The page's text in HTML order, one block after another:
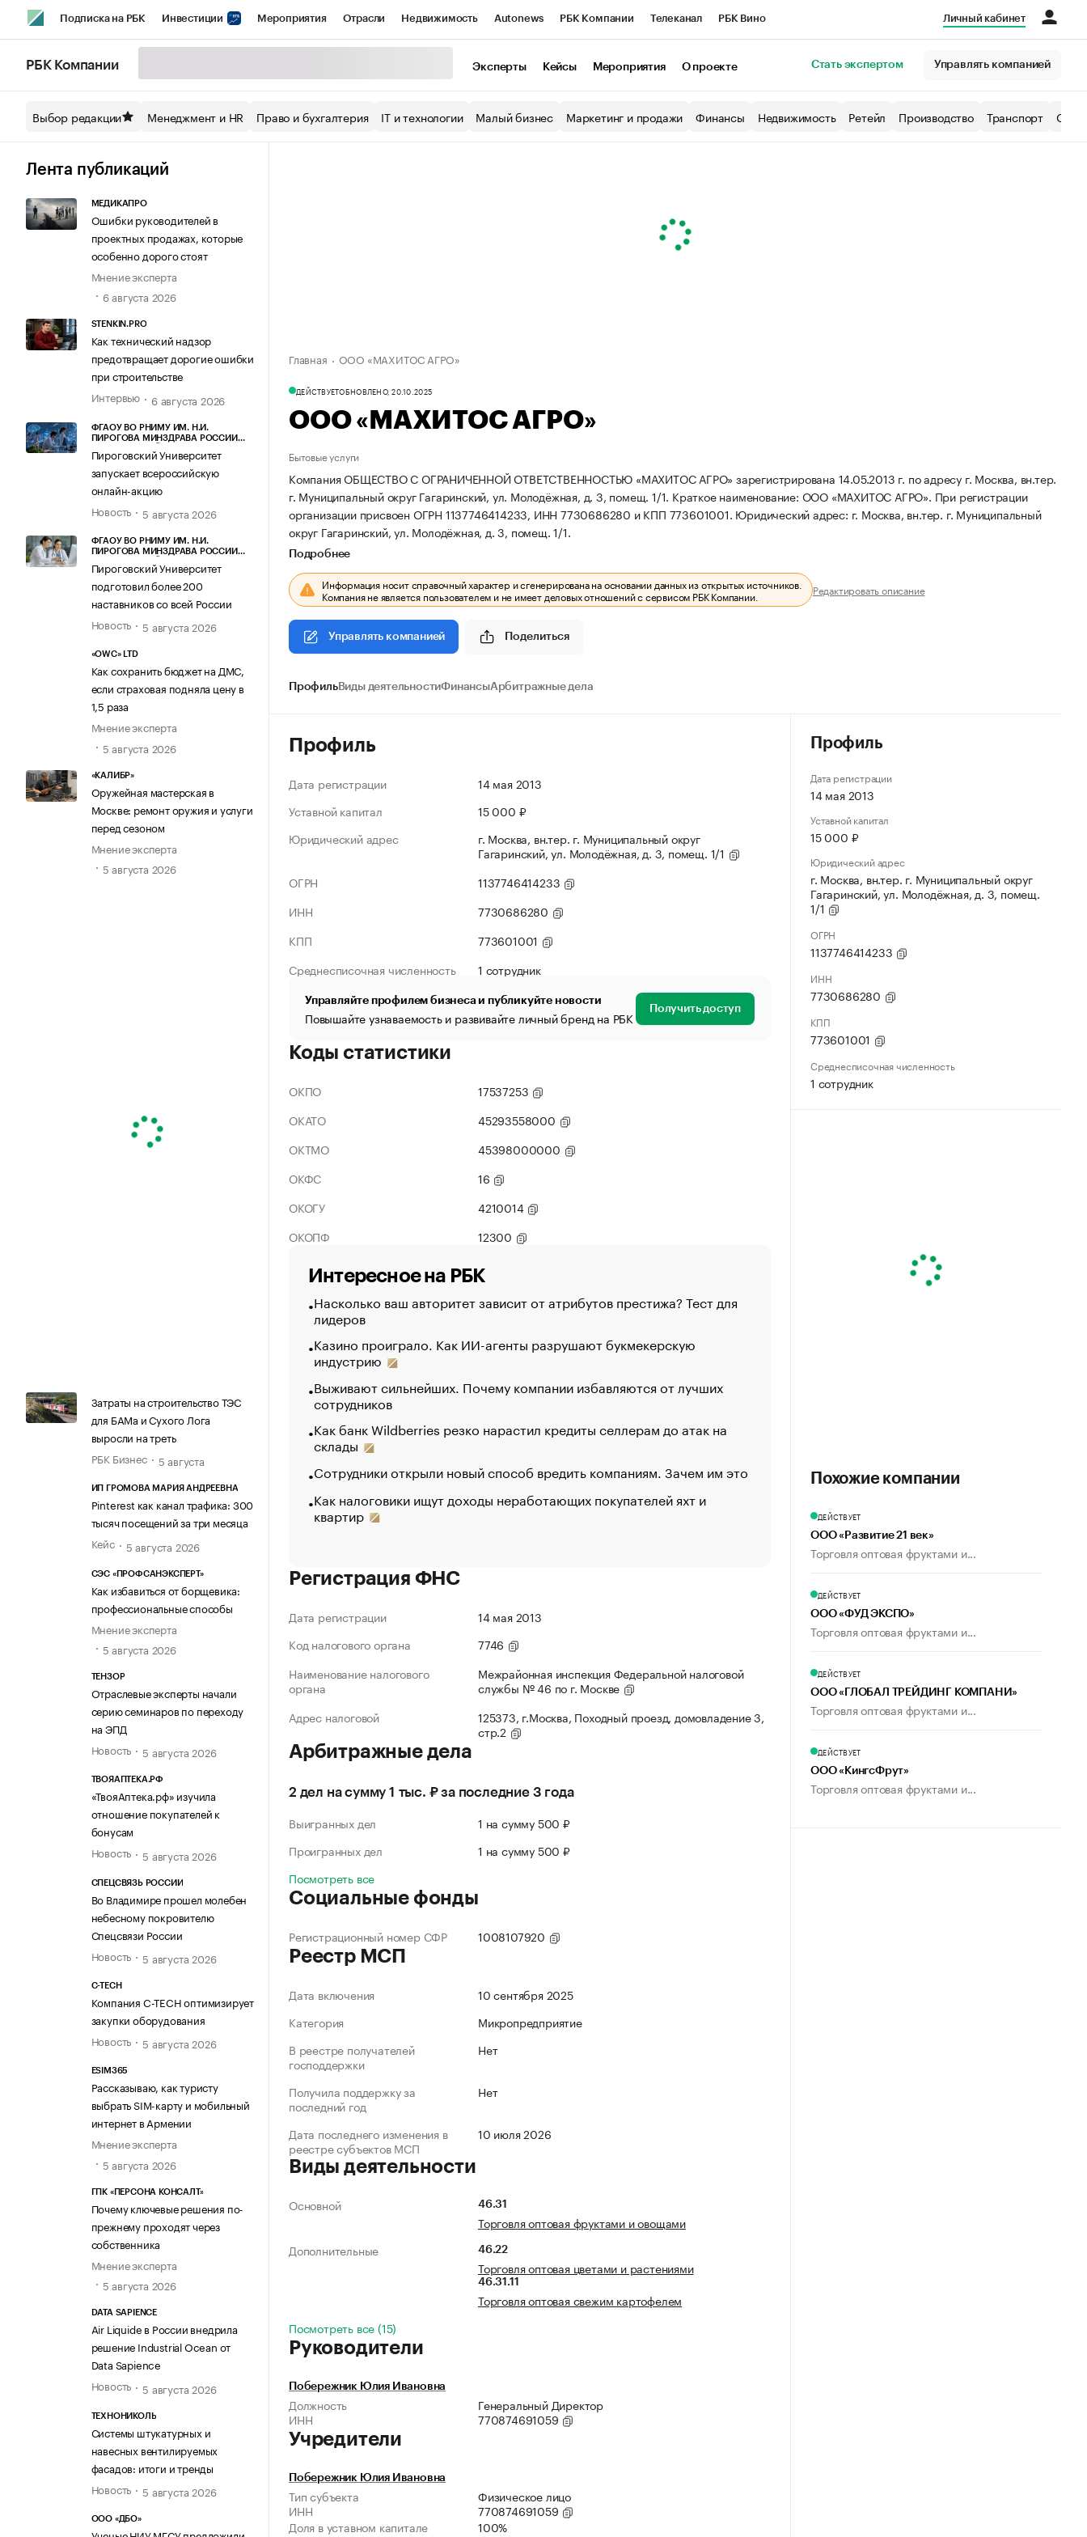
Подписка на РБК Инвестиции Мероприятия Отрасли Недвижимость Autonews РБК Компании Телеканал РБК Вино
Спецпроекты СПб Конференции СПб Спецпроекты Экономика Бизнес
Технологии и медиа
Личный кабинет
РБК Компании Эксперты Кейсы Мероприятия О проекте Стать экспертом Управлять компанией
Выбор редакции Менеджмент и HR Право и бухгалтерия IT и технологии Малый бизнес Маркетинг и продажи Финансы Недвижимость Ретейл Производство Транспорт
Лента публикаций
МЕДИКАПРО
Ошибки руководителей в
проектных продажах, которые
особенно дорого стоят
Мнение эксперта
6 августа 2026
STENKIN.PRO
Как технический надзор
предотвращает дорогие ошибки
при строительстве
Интервью
6 августа 2026
ФГАОУ ВО РНИМУ ИМ. Н.И.
ПИРОГОВА МИНЗДРАВА РОССИИ
Пироговский Университет
запускает всероссийскую
онлайн-акцию
Новость
5 августа 2026
ФГАОУ ВО РНИМУ ИМ. Н.И.
ПИРОГОВА МИНЗДРАВА РОССИИ
Пироговский Университет
подготовил более 200
наставников со всей России
Новость
5 августа 2026
«OWC» LTD
Как сохранить бюджет на ДМС,
если страховая подняла цену в
1,5 раза
Мнение эксперта
5 августа 2026
«КАЛИБР»
Оружейная мастерская в
Москве: ремонт оружия и услуги
перед сезоном
Мнение эксперта
5 августа 2026
Затраты на строительство ТЭС
для БАМа и Сухого Лога
выросли на треть
РБК Бизнес
5 августа
ИП ГРОМОВА МАРИЯ АНДРЕЕВНА
Pinterest как канал трафика: 300
тысяч посещений за три месяца
Кейс
5 августа 2026
СЭС «ПРОФСАНЭКСПЕРТ»
Как избавиться от борщевика:
профессиональные способы
Мнение эксперта
5 августа 2026
ТЕНЗОР
Отраслевые эксперты начали
серию семинаров по переходу
на ЭПД
Новость
5 августа 2026
ТВОЯАПТЕКА.РФ
«ТвояАптека.рф» изучила
отношение покупателей к
бонусам
Новость
5 августа 2026
СПЕЦСВЯЗЬ РОССИИ
Во Владимире прошел молебен
небесному покровителю
Спецсвязи России
Новость
5 августа 2026
C-TECH
Компания C-TECH оптимизирует
закупки оборудования
Новость
5 августа 2026
ESIM365
Рассказываю, как туристу
выбрать SIM-карту и мобильный
интернет в Армении
Мнение эксперта
5 августа 2026
ГПК «ПЕРСОНА КОНСАЛТ»
Почему ключевые решения по-
прежнему проходят через
собственника
Мнение эксперта
5 августа 2026
DATA SAPIENCE
Air Liquide в России внедрила
решение Industrial Ocean от
Data Sapience
Новость
5 августа 2026
ТЕХНОНИКОЛЬ
Системы штукатурных и
навесных вентилируемых
фасадов: итоги и тренды
Новость
5 августа 2026
ООО «ДБО»
Главная ООО «МАХИТОС АГРО»
ДЕЙСТВУЕТОБНОВЛЕНО, 20.10.2025
ООО «МАХИТОС АГРО»
Бытовые услуги
Компания ОБЩЕСТВО С ОГРАНИЧЕННОЙ ОТВЕТСТВЕННОСТЬЮ «МАХИТОС АГРО» зарегистрирована 14.05.2013 г. по адресу г. Москва, вн.тер.
г. Муниципальный округ Гагаринский, ул. Молодёжная, д. 3, помещ. 1/1. Краткое наименование: ООО «МАХИТОС АГРО». При регистрации
организации присвоен ОГРН 1137746414233, ИНН 7730686280 и КПП 773601001. Юридический адрес: г. Москва, вн.тер. г. Муниципальный
округ Гагаринский, ул. Молодёжная, д. 3, помещ. 1/1.
Подробнее
Информация носит справочный характер и сгенерирована на основании данных из открытых источников.
Компания не является пользователем и не имеет деловых отношений с сервисом РБК Компании. Редактировать описание
Управлять компанией Поделиться
ПрофильВиды деятельностиФинансыАрбитражные дела
Профиль
Дата регистрации
14 мая 2013
Уставной капитал
15 000 ₽
Юридический адрес
г. Москва, вн.тер. г. Муниципальный округ
Гагаринский, ул. Молодёжная, д. 3, помещ. 1/1
ОГРН
1137746414233
ИНН
7730686280
КПП
773601001
Среднесписочная численность
1 сотрудник
Управляйте профилем бизнеса и публикуйте новости
Повышайте узнаваемость и развивайте личный бренд на РБК Получить доступ
Коды статистики
ОКПО
17537253
ОКАТО
45293558000
ОКТМО
45398000000
ОКФС
16
ОКОГУ
4210014
ОКОПФ
12300
Интересное на РБК
Насколько ваш авторитет зависит от атрибутов престижа? Тест для
лидеров
Казино проиграло. Как ИИ-агенты разрушают букмекерскую
индустрию
Выживают сильнейших. Почему компании избавляются от лучших
сотрудников
Как банк Wildberries резко нарастил кредиты селлерам до атак на
склады
Сотрудники открыли новый способ вредить компаниям. Зачем им это
Как налоговики ищут доходы неработающих покупателей яхт и
квартир
Стресс обеспеченных людей: почему рост доходов
Что обвинения против Павла Дурова значат для
пользователей
Регистрация ФНС
Дата регистрации
14 мая 2013
Код налогового органа
7746
Наименование налогового
органа
Межрайонная инспекция Федеральной налоговой
службы № 46 по г. Москве
Адрес налоговой
125373, г.Москва, Походный проезд, домовладение 3,
стр.2
Арбитражные дела
2 дел на сумму 1 тыс. ₽ за последние 3 года
Выигранных дел
1 на сумму 500 ₽
Проигранных дел
1 на сумму 500 ₽
Посмотреть все
Социальные фонды
Регистрационный номер СФР 1008107920
Реестр МСП
Дата включения
10 сентября 2025
Категория
Микропредприятие
В реестре получателей
господдержки
Нет
Получила поддержку за
последний год
Нет
Дата последнего изменения в
реестре субъектов МСП
10 июля 2026
Виды деятельности
Основной 46.31
Торговля оптовая фруктами и овощами
Дополнительные
46.22
Торговля оптовая цветами и растениями
46.31.11
Торговля оптовая свежим картофелем
Посмотреть все (15)
Руководители
Побережник Юлия Ивановна
Должность
Генеральный Директор
ИНН
770874691059
Учредители
Побережник Юлия Ивановна
Тип субъекта
Физическое лицо
ИНН
770874691059
Доля в уставном капитале
100%
Профиль
Дата регистрации
14 мая 2013
Уставной капитал
15 000 ₽
Юридический адрес
г. Москва, вн.тер. г. Муниципальный округ
Гагаринский, ул. Молодёжная, д. 3, помещ.
1/1
ОГРН
1137746414233
ИНН
7730686280
КПП
773601001
Среднесписочная численность
1 сотрудник
Похожие компании
ДЕЙСТВУЕТ
ООО «Развитие 21 век»
Торговля оптовая фруктами и...
ДЕЙСТВУЕТ
ООО «ФУД ЭКСПО»
Торговля оптовая фруктами и...
ДЕЙСТВУЕТ
ООО «ГЛОБАЛ ТРЕЙДИНГ КОМПАНИ»
Торговля оптовая фруктами и...
ДЕЙСТВУЕТ
ООО «КингсФрут»
Торговля оптовая фруктами и...